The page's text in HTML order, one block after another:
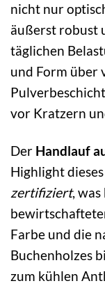
nicht nur
äußerst robust
täglichen
und Form über
vor Kratzern
Der Handlauf
Highlight
zertifiziert,
Farbe und die
Buchenholzes
zum kühlen